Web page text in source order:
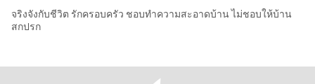
จริงจังกับชีวิต รักครอบครัว ชอบทำความสะอาดบ้าน ไม่ชอบให้บ้าน
สกปรก